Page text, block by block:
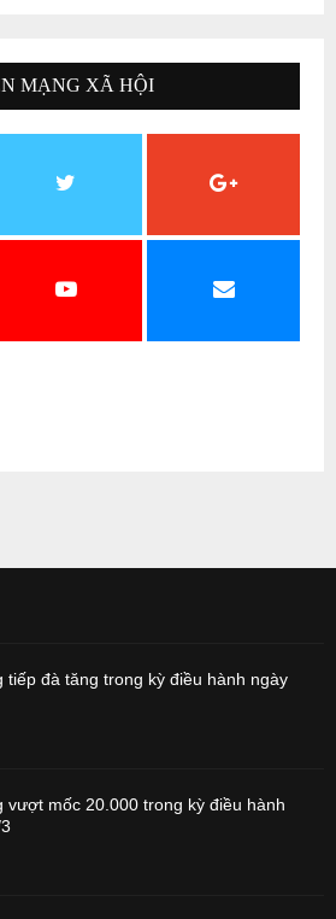
MẠNG XÃ HỘI
tiếp đà tăng trong kỳ điều hành ngày
vượt mốc 20.000 trong kỳ điều hành